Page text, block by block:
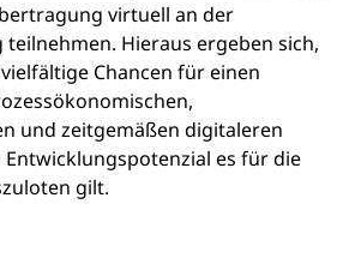
virtuell an der
Hieraus ergeben sich,
Chancen für einen
und zeitgemäßen digitaleren
Entwicklungspotenzial es für die
gilt.